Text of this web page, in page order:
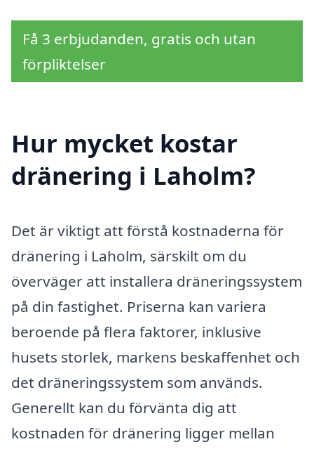
Få 3 erbjudanden, gratis och utan
förpliktelser
Hur mycket kostar
dränering i Laholm?
Det är viktigt att förstå kostnaderna för
dränering i Laholm, särskilt om du
överväger att installera dräneringssystem
på din fastighet. Priserna kan variera
beroende på flera faktorer, inklusive
husets storlek, markens beskaffenhet och
det dräneringssystem som används.
Generellt kan du förvänta dig att
kostnaden för dränering ligger mellan